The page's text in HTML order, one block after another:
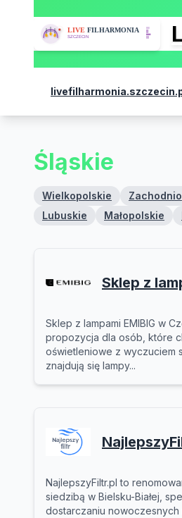
Śląskie
Wielkopolskie
Lubuskie
Małopolskie
Sklep z
Sklep z lampami EMIBIG w
propozycja dla osób, które
oświetleniowe z wyczuciem
znajdują się lampy...
NajlepszyFiltr.pl to
siedzibą w Bielsku-Białej,
dostarczaniu